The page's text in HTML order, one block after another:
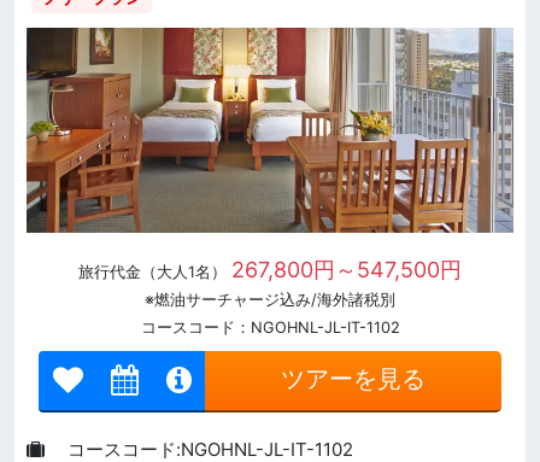
旅行代金（大人1名） 267,800円～547,500円
※燃油サーチャージ込み/海外諸税別
コースコード：NGOHNL-JL-IT-1102
ツアーを見る
コースコード:NGOHNL-JL-IT-1102